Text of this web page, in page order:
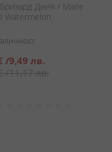
Диня / Marie
Watermelon
/9,49 лв.
/11,17 лв.